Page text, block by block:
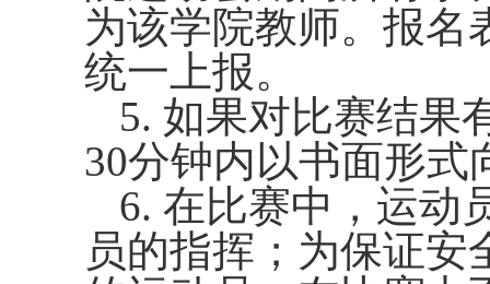
为该学院教师。报名
统一上报。
5. 如果对比赛结果
30分钟内以书面形式
6. 在比赛中，运动
员的指挥；为保证